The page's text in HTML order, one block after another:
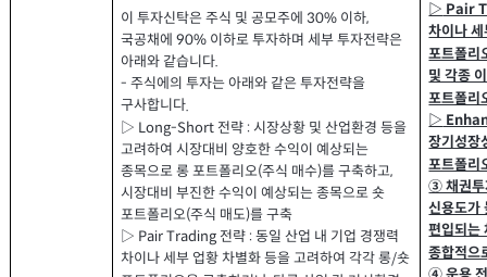
이 투자신탁은 주식 및 공모주에 30% 이하,
국공채에 90% 이하로 투자하며 세부 투자전략은
아래와 같습니다.
-주식에의 투자는 아래와 같은 투자전략을
구사합니다.
▷ Long-Short 전략 :시장상황 및 산업환경 등을
고려하여 시장대비 양호한 수익이 예상되는
종목으로 롱 포트폴리오(주식 매수)를 구축하고,
시장대비 부진한 수익이 예상되는 종목으로 숏
포트폴리오(주식 매도)를 구축
▷ Pair Trading 전략 :동일 산업 내 기업 경쟁력
차이나 세부 업황 차별화 등을 고려하여 각각 롱/숏
▷ Pair
차이나
포트폴리
및 각종
포트폴리
▷
장기성장
포트폴리
③ 채권투
신용도가
편입되는
종합적으